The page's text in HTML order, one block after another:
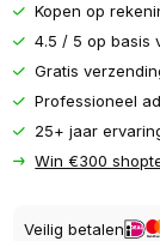
Kopen op
4.5 / 5 op basis
Gratis
Professioneel
25+ jaar
Win €300
Veilig betalen